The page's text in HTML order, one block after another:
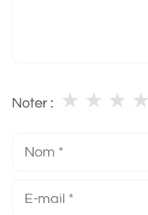
Noter : ★
★
★
★